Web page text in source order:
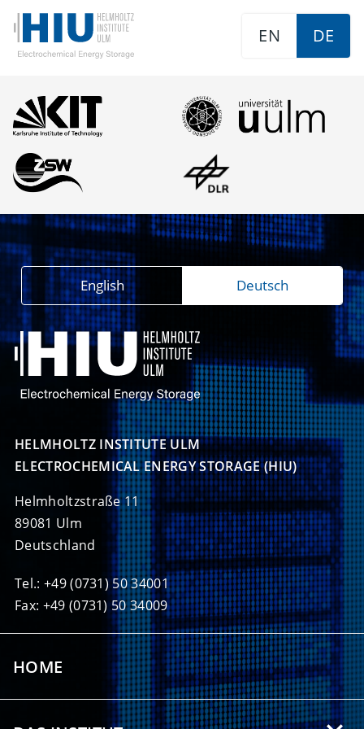
EN DE
HELMHOLTZ INSTITUTE ULM
ELECTROCHEMICAL ENERGY STORAGE (HIU)
Helmholtzstraße 11
89081 Ulm
Deutschland
Tel.: +49 (0731) 50 34001
Fax: +49 (0731) 50 34009
English Deutsch
HOME